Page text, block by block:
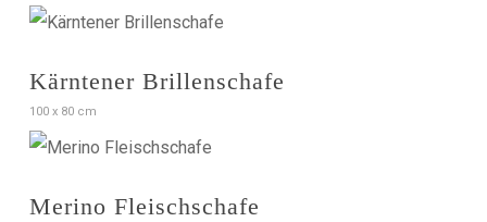
Kärntener Brillenschafe
100 x 80 cm
Merino Fleischschafe